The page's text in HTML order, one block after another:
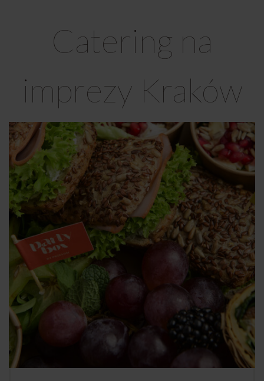
Catering na
imprezy Kraków